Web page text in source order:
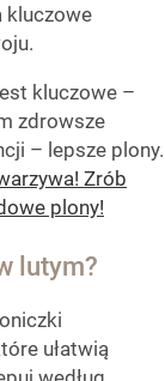
kluczowe
kluczowe –
zdrowsze
– lepsze plony.
Zrób
plony!
lutym?
ułatwią